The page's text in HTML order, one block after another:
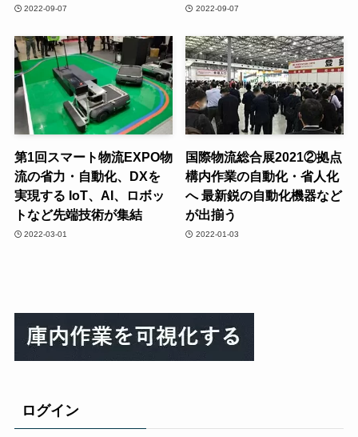
2022-09-07 2022-09-07
第1回スマート物流EXPO物
流の省力・自動化、DXを
実現する IoT、AI、ロボッ
トなど先端技術が集結
2022-03-01
国際物流総合展2021②拠点
構内作業の自動化・省人化
へ 最新鋭の自動化機器など
が出揃う
2022-01-03
ログイン